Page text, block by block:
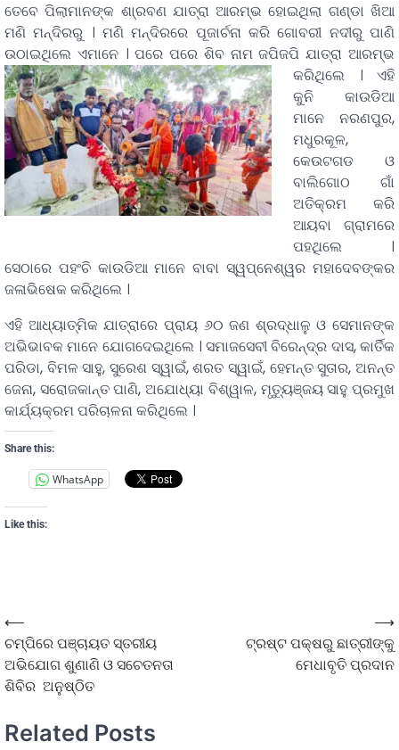
ତେବେ ପିଲାମାନଙ୍କ ଶା୍ରବଣ ଯାତ୍ରା ଆରମ୍ଭ ହୋଇଥିଲା ଗଣ୍ଡା ଖିଆ
ମଣି ମନ୍ଦିରରୁ । ମଣି ମନ୍ଦିରରେ ପୂଜାର୍ଚନା କରି ଗୋବରୀ ନଦୀରୁ ପାଣି
ଉଠାଇଥିଲେ ଏମାନେ ।ପରେ ପରେ ଶିବ ନାମ ଜପିଜପି ଯାତ୍ରା ଆରମ୍ଭ
କରିଥିଲେ । ଏହି
କୁନି କାଉଡିଆ
ମାନେ ନରଣପୁର,
ମଧୁରକୂଳ,
କେଉଟଗଡ ଓ
ବାଲିଗୋଠ ଗାଁ
ଅତିକ୍ରମ କରି
ଆୟବା ଗ୍ରାମରେ
ପହଥିଲେ ।
ସେଠାରେ ପହଂଚି କାଉଡିଆ ମାନେ ବାବା ସ୍ୱପ୍ନେଶ୍ୱର ମହାଦେବଙ୍କର
ଜଳାଭିଷେକ କରିଥିଲେ ।
ଏହି ଆଧ୍ୟାତ୍ମିକ ଯାତ୍ରାରେ ପ୍ରାୟ ୬୦ ଜଣ ଶ୍ରଦ୍ଧାଳୁ ଓ ସେମାନଙ୍କ
ଅଭିଭାବକ ମାନେ ଯୋଗଦେଇଥିଲେ । ସମାଜସେବୀ ବିରେନ୍ଦ୍ର ଦାସ, କାର୍ତିକ
ପରିଡା, ବିମଳ ସାହୁ, ସୁରେଶ ସ୍ୱାଇଁ, ଶରତ ସ୍ୱାଇଁ, ହେମନ୍ତ ସୁତାର, ଅନନ୍ତ
ଜେନା, ସରୋଜକାନ୍ତ ପାଣି, ଅଯୋଧ୍ୟା ବିଶ୍ୱାଳ, ମୃତ୍ୟୁଞ୍ଜୟ ସାହୁ ପ୍ରମୁଖ
କାର୍ଯ୍ୟକ୍ରମ ପରିଚାଳନା କରିଥିଲେ ।
Share this:
WhatsApp
Like this:
⟵
ଚମ୍ପିରେ ପଞ୍ଚାୟତ ସ୍ତରୀୟ
ଅଭିଯୋଗ ଶୁଣାଣି ଓ ସଚେତନତା
ଶିବିର ଅନୁଷ୍ଠିତ
ଟ୍ରଷ୍ଟ ପକ୍ଷରୁ ଛାତ୍ରୀଙ୍କୁ
ମେଧାବୃତି ପ୍ରଦାନ
⟶
Related Posts